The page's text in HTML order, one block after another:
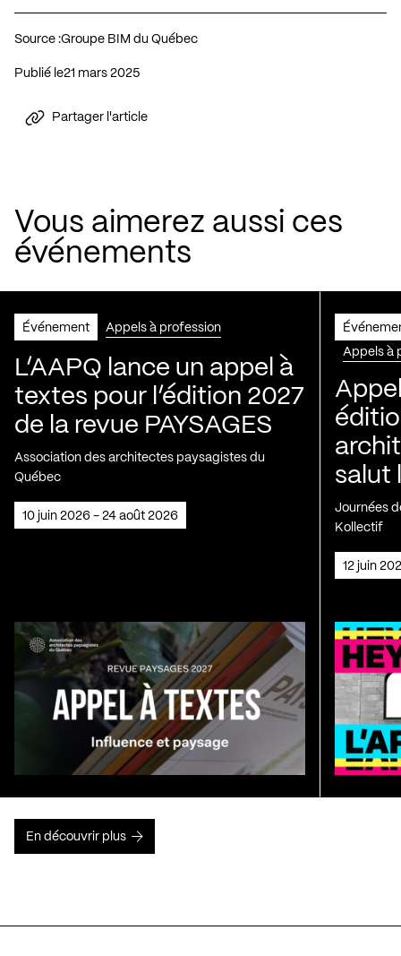
Source :Groupe BIM du Québec
Publié le 21 mars 2025
Partager l'article
Vous aimerez aussi ces
événements
Événement Appels à profession
L’AAPQ lance un appel à
textes pour l’édition 2027
de la revue PAYSAGES
Association des architectes paysagistes du
Québec
10 juin 2026 - 24 août 2026
Appels à
salut
Journées
Kollectif
12 juin
En découvrir plus